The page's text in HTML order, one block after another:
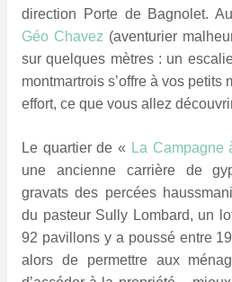
direction Porte de Bagnolet.
Géo Chavez (aventurier
sur quelques mètres : un
montmartrois s’offre à vos petits
effort, ce que vous allez
Le quartier de « La Campagne
une ancienne carrière de
gravats des percées
du pasteur Sully Lombard, un
92 pavillons y a poussé entre
alors de permettre aux